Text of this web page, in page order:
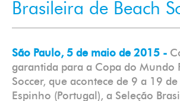
Brasileira de Beach
São Paulo, 5 de maio de 2015 -
garantida para a Copa do Mundo
Soccer, que acontece de 9 a 19
Espinho (Portugal), a Seleção